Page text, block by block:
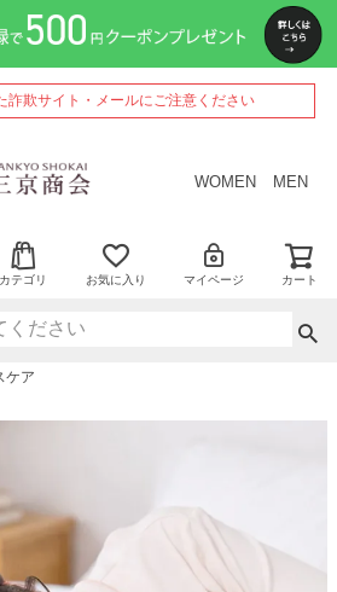
詐欺サイト・メールにご注意ください
WOMEN MEN
カテゴリ お気に入り マイページ カート
ケア
ペー
ジト
ップ
へ